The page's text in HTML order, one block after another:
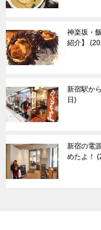
母島
神楽坂・
紹介】
新宿駅か
日
新宿の電
めたよ！